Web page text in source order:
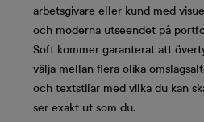
arbetsgivare eller kund med
och moderna utseendet på
Soft kommer garanterat att
välja mellan flera olika
och textstilar med vilka du kan
ser exakt ut som du.